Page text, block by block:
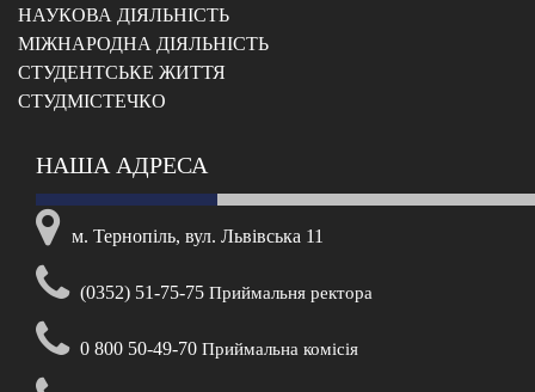
НАУКОВА ДІЯЛЬНІСТЬ
МІЖНАРОДНА ДІЯЛЬНІСТЬ
CТУДЕНТСЬКЕ ЖИТТЯ
CТУДМІСТЕЧКО
НАША АДРЕСА
м. Тернопіль, вул. Львівська 11
(0352) 51-75-75 Приймальня ректора
0 800 50-49-70 Приймальна комісія